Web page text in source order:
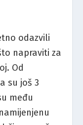
odazvili
napraviti za
Od
su još 3
među